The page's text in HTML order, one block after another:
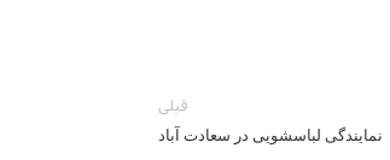
قبلی
نمایندگی لباسشویی در سعادت آباد